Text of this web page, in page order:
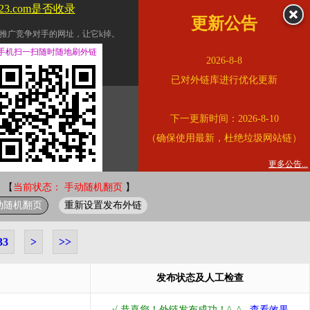
竞争对手的网址，让它k掉。
换友情链接。
的查询页面。
质量。
错误外链纠正
【 当前状态： 手动随机翻页 】
随机翻页 重新设置发布外链
> >>
发布状态及人工检查
是否收录
更新公告
2026-8-8
已对外链库进行优化更新
下一更新时间：2026-8-10
（确保使用最新，杜绝垃圾网站链）
更多公告...
机扫一扫随时随地刷外链